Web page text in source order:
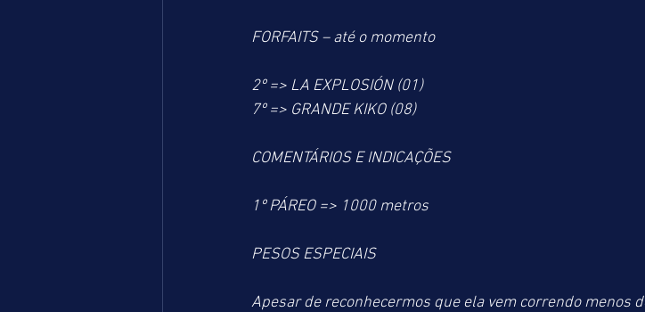
FORFAITS – até o momento
2º => LA EXPLOSIÓN (01)
7º => GRANDE KIKO (08)
COMENTÁRIOS E INDICAÇÕES
1º PÁREO => 1000 metros
PESOS ESPECIAIS
Apesar de reconhecermos que ela vem correndo menos